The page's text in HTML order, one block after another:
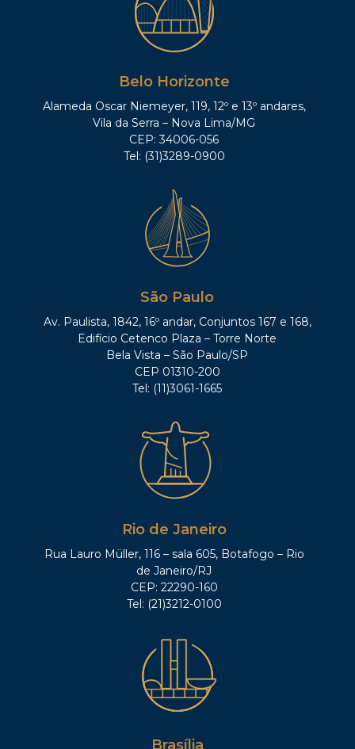
Belo Horizonte
Alameda Oscar Niemeyer, 119, 12º e 13º andares,
Vila da Serra – Nova Lima/MG
CEP: 34006-056
Tel: (31)3289-0900
São Paulo
Av. Paulista, 1842, 16º andar, Conjuntos 167 e 168,
Edifício Cetenco Plaza – Torre Norte
Bela Vista – São Paulo/SP
CEP 01310-200
Tel: (11)3061-1665
Rio de Janeiro
Rua Lauro Müller, 116 – sala 605, Botafogo – Rio
de Janeiro/RJ
CEP: 22290-160
Tel: (21)3212-0100
Brasília